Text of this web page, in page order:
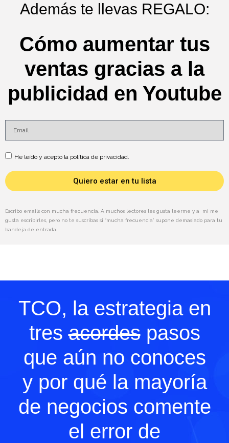
Además te llevas REGALO:
Cómo aumentar tus
ventas gracias a la
publicidad en Youtube
He leído y acepto la política de privacidad.
Quiero estar en tu lista
Escribo emails con mucha frecuencia. A muchos lectores les gusta leerme y a mi me
gusta escribirles, pero no te suscribas si “mucha frecuencia” supone demasiado para tu
bandeja de entrada.
TCO, la estrategia en
tresacordespasos
que aún no conoces
y por qué la mayoría
de negocios comente
el error de